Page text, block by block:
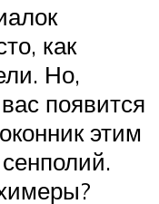
как
Но,
появится
этим